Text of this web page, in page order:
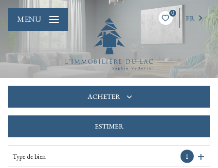
0
FR
MENU
ACHETER
De l'immo pro
ESTIMER
Type de bien 1